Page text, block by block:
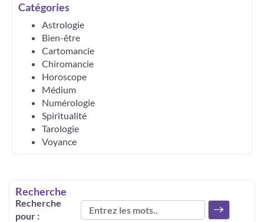
Catégories
Astrologie
Bien-être
Cartomancie
Chiromancie
Horoscope
Médium
Numérologie
Spiritualité
Tarologie
Voyance
Recherche
Recherche
pour :